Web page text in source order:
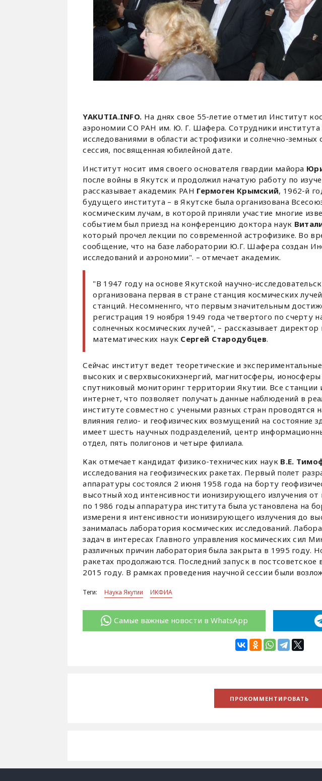
YAKUTIA.INFO. На днях свое 55-летие отметил Институт
аэрономии СО РАН им. Ю. Г. Шафера. Сотрудники
исследованиями в области астрофизики и солнечно-земных
сессия, посвященная юбилейной дате.
Институт носит имя своего основателя гвардии майора
после войны в Якутск и продолжил начатую работу по
рассказывает академик РАН Гермоген Крымский, 1962-й
будущего института – в Якутске была организована
космическим лучам, в которой приняли участие многие
событием был приезд на конференцию доктора наук
который прочел лекции по современной астрофизике. Во
сообщение, что на базе лаборатории Ю.Г. Шафера создан
исследований и аэрономии". – отмечает академик.
"В 1947 году на основе Якутской научно-
организована первая в стране станция космических
станций. Несомненнго, что первым значительным
регистрация 19 ноября 1949 года четвертого по счерту
солнечных космических лучей", – рассказывает
математических наук Сергей Стародубцев.
Сейчас институт ведет теоретические и
высоких и сверхвысокихэнергий, магнитосферы,
спутниковый мониторинг территории Якутии. Все станции
интернет, что позволяет получать данные наблюдений в
институте совместно с учеными разных стран проводятся
влияния гелио- и геофизических возмущений на состояние
имеет шесть научных подразделений, центр
отдел, пять полигонов и четыре филиала.
Как отмечает кандидат физико-технических наук В.Е.
исследования на геофизических ракетах. Первый полет
аппаратуры состоялся 2 июня 1958 года на борту
высотный ход интенсивности ионизирующего излучения
по 1986 годы аппаратура института была установлена на
измерени я интенсивности ионизирующего излучения до
занималась лаборатория космических исследований.
задач в интересах Главного управления космических сил
различных причин лаборатория была закрыта в 1995 году.
ракетах продолжаются. Последний запуск в
2015 году. В рамках проведения научной сессии были
Теги: Наука Якутии ИКФИА
Самые важные новости в WhatsApp